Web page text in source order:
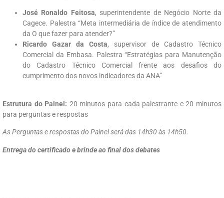
José Ronaldo Feitosa, superintendente de Negócio Norte da
Cagece. Palestra “Meta intermediária de índice de atendimento
da O que fazer para atender?”
Ricardo Gazar da Costa, supervisor de Cadastro Técnico
Comercial da Embasa. Palestra “Estratégias para Manutenção
do Cadastro Técnico Comercial frente aos desafios do
cumprimento dos novos indicadores da ANA”
Estrutura do Painel: 20 minutos para cada palestrante e 20 minutos
para perguntas e respostas
As Perguntas e respostas do Painel será das 14h30 às 14h50.
Entrega do certificado e brinde ao final dos debates